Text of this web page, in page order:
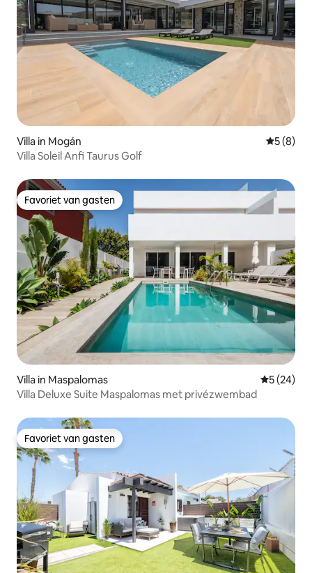
Villa in Mogán
5 (8)
Villa Soleil Anfi Taurus Golf
Favoriet van gasten
Favoriet van gasten
Villa in Maspalomas
5 (24)
Villa Deluxe Suite Maspalomas met privézwembad
Favoriet van gasten
Favoriet van gasten